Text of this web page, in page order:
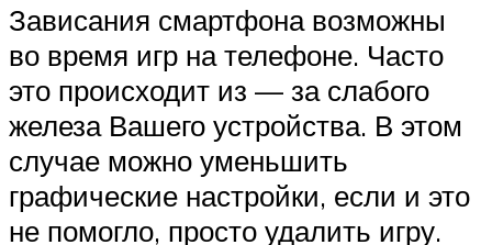
Зависания смартфона возможны
во время игр на телефоне. Часто
это происходит из — за слабого
железа Вашего устройства. В этом
случае можно уменьшить
графические настройки, если и это
не помогло, просто удалить игру.